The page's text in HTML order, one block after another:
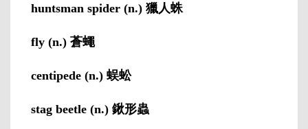
huntsman spider (n.) 獵人蛛
fly (n.) 蒼蠅
centipede (n.) 蜈蚣
stag beetle (n.) 鍬形蟲